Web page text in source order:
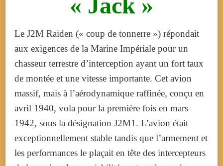
Le J2M Raiden (« coup de tonnerre ») répondait
aux exigences de la Marine Impériale pour un
chasseur terrestre d’interception ayant un fort taux
de montée et une vitesse importante. Cet avion
massif, mais à l’aérodynamique raffinée, conçu en
avril 1940, vola pour la première fois en mars
1942, sous la désignation J2M1. L’avion était
exceptionnellement stable tandis que l’armement et
les performances le plaçait en tête des intercepteurs